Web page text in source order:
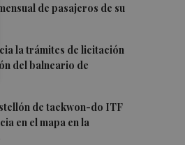
de pasajeros de su
la trámites de licitación
del balneario de
de taekwon-do ITF
en el mapa en la